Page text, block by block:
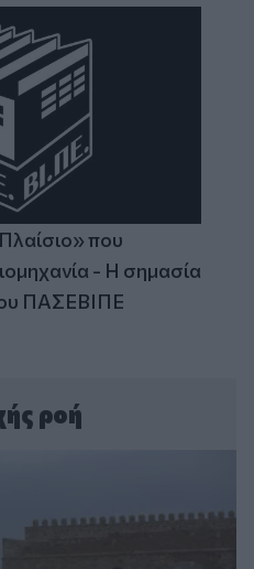
που
- Η σημασία
ΠΑΣΕΒΙΠΕ
ροή